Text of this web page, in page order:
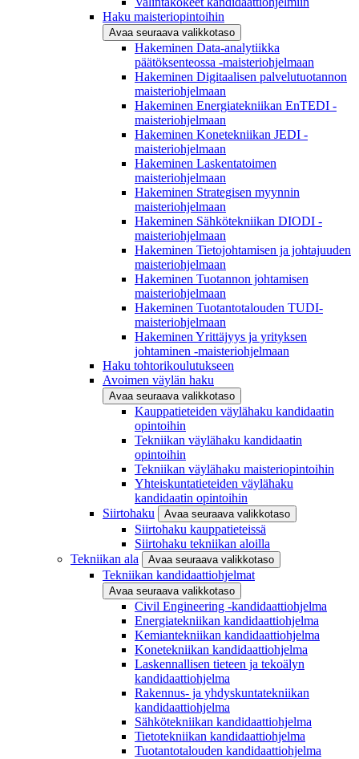
Haku maisteriopintoihin
Avaa seuraava valikkotaso
Hakeminen Data-analytiikka
päätöksenteossa -maisteriohjelmaan
Hakeminen Digitaalisen palvelutuotannon
maisteriohjelmaan
Hakeminen Energiatekniikan EnTEDI -
maisteriohjelmaan
Hakeminen Konetekniikan JEDI -
maisteriohjelmaan
Hakeminen Laskentatoimen
maisteriohjelmaan
Hakeminen Strategisen myynnin
maisteriohjelmaan
Hakeminen Sähkötekniikan DIODI -
maisteriohjelmaan
Hakeminen Tietojohtamisen ja johtajuuden
maisteriohjelmaan
Hakeminen Tuotannon johtamisen
maisteriohjelmaan
Hakeminen Tuotantotalouden TUDI-
maisteriohjelmaan
Hakeminen Yrittäjyys ja yrityksen
johtaminen -maisteriohjelmaan
Haku tohtorikoulutukseen
Avoimen väylän haku
Avaa seuraava valikkotaso
Kauppatieteiden väylähaku kandidaatin
opintoihin
Tekniikan väylähaku kandidaatin
opintoihin
Tekniikan väylähaku maisteriopintoihin
Yhteiskuntatieteiden väylähaku
kandidaatin opintoihin
Siirtohaku
Avaa seuraava valikkotaso
Siirtohaku kauppatieteissä
Siirtohaku tekniikan aloilla
Tekniikan ala
Avaa seuraava valikkotaso
Tekniikan kandidaattiohjelmat
Avaa seuraava valikkotaso
Civil Engineering -kandidaattiohjelma
Energiatekniikan kandidaattiohjelma
Kemiantekniikan kandidaattiohjelma
Konetekniikan kandidaattiohjelma
Laskennallisen tieteen ja tekoälyn
kandidaattiohjelma
Rakennus- ja yhdyskuntatekniikan
kandidaattiohjelma
Sähkötekniikan kandidaattiohjelma
Tietotekniikan kandidaattiohjelma
Tuotantotalouden kandidaattiohjelma